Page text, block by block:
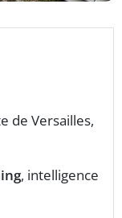
de Versailles,
, intelligence